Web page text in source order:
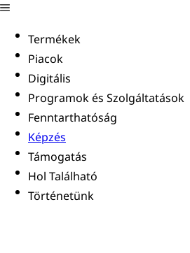
Termékek
Piacok
Digitális
Programok és Szolgáltatások
Fenntarthatóság
Képzés
Támogatás
Hol Található
Történetünk